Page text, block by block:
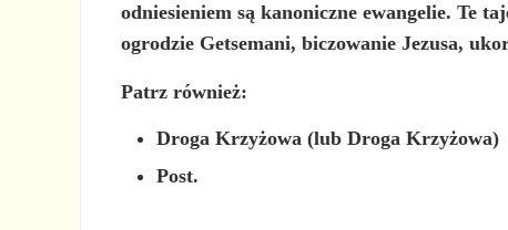
odniesieniem są kanoniczne ewangelie. Te
ogrodzie Getsemani, biczowanie Jezusa,
Patrz również:
Droga Krzyżowa (lub Droga Krzyżowa)
Post.